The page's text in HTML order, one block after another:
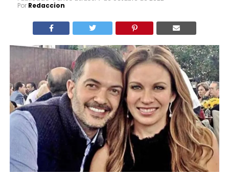
Por Redaccion